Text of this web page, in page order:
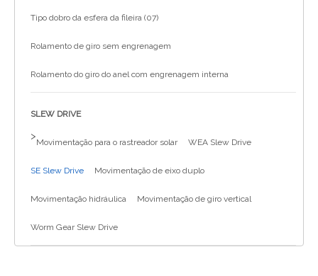
Tipo dobro da esfera da fileira (07)
Rolamento de giro sem engrenagem
Rolamento do giro do anel com engrenagem interna
SLEW DRIVE
>
Movimentação para o rastreador solar WEA Slew Drive
SE Slew Drive Movimentação de eixo duplo
Movimentação hidráulica Movimentação de giro vertical
Worm Gear Slew Drive